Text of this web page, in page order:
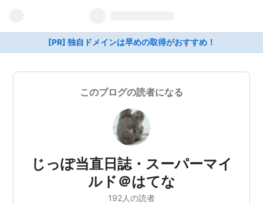
[PR] 独自ドメインは早めの取得がおすすめ！
このブログの読者になる
じっぽ当直日誌・スーパーマイ
ルド＠はてな
192人の読者